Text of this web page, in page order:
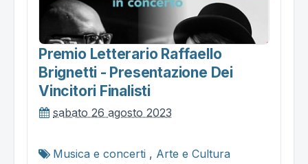
Premio Letterario Raffaello
Brignetti - Presentazione Dei
Vincitori Finalisti
sabato 26 agosto 2023
Musica e concerti , Arte e Cultura